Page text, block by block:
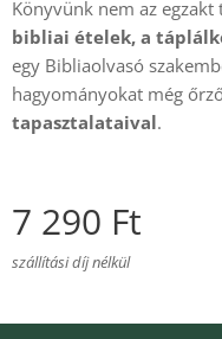
Könyvünk nem az
bibliai ételek, a
egy Bibliaolvasó
hagyományokat még
tapasztalataival.
7 290 Ft
szállítási díj nélkül